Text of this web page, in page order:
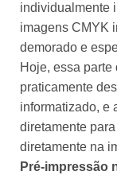
individualmente
imagens CMYK
demorado e
Hoje, essa parte
praticamente
informatizado, e
diretamente
diretamente na
Pré-impressão